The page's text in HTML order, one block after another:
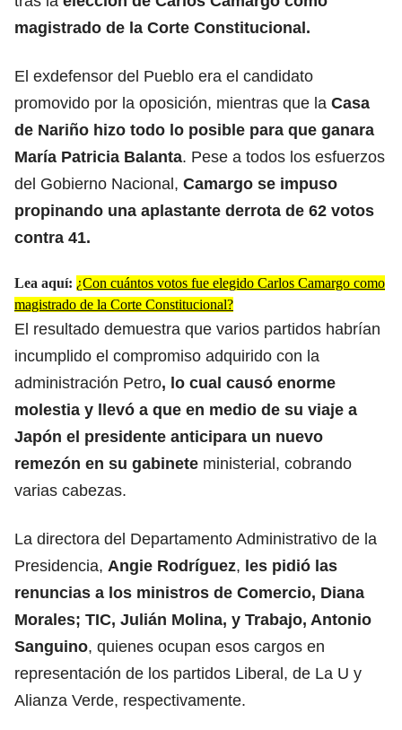
magistrado de la Corte Constitucional.
El exdefensor del Pueblo era el candidato
promovido por la oposición, mientras que la Casa
de Nariño hizo todo lo posible para que ganara
María Patricia Balanta. Pese a todos los esfuerzos
del Gobierno Nacional, Camargo se impuso
propinando una aplastante derrota de 62 votos
contra 41.
Lea aquí: ¿Con cuántos votos fue elegido Carlos Camargo como
magistrado de la Corte Constitucional?
El resultado demuestra que varios partidos habrían
incumplido el compromiso adquirido con la
administración Petro, lo cual causó enorme
molestia y llevó a que en medio de su viaje a
Japón el presidente anticipara un nuevo
remezón en su gabinete ministerial, cobrando
varias cabezas.
La directora del Departamento Administrativo de la
Presidencia, Angie Rodríguez, les pidió las
renuncias a los ministros de Comercio, Diana
Morales; TIC, Julián Molina, y Trabajo, Antonio
Sanguino, quienes ocupan esos cargos en
representación de los partidos Liberal, de La U y
Alianza Verde, respectivamente.